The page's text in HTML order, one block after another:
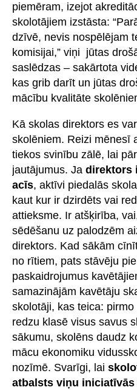
piemēram, izejot
skolotājiem izstāsta:
dzīvē, nevis nospēlējam
komisijai,” viņi jūtas
saslēdzas – sakārtota
kas grib darīt un jūtas
mācību kvalitāte
Kā skolas direktors es
skolēniem. Reizi mēnesī
tiekos svinību zālē, lai
jautājumus. Ja direktors
acīs, aktīvi piedalās
kaut kur ir dzirdēts vai
attieksme. Ir atšķirība,
sēdēšanu uz palodzēm
direktors. Kad sākām
no rītiem, pats stāvēju
paskaidrojumus
samazinājām kavētāju
skolotāji, kas teica:
redzu klasē visus savus
sākumu, skolēns daudz
mācu ekonomiku
nozīmē. Svarīgi, lai
atbalsts viņu iniciatīvās